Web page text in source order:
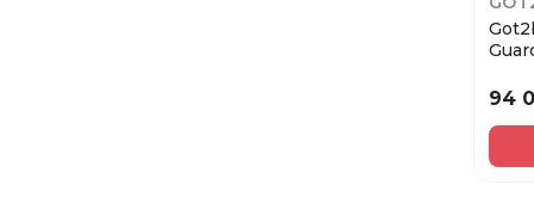
94